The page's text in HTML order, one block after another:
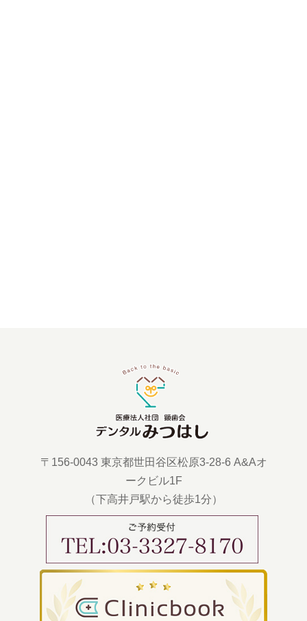
〒156-0043 東京都世田谷区松原3-28-6 A&Aオ
ークビル1F
（下高井戸駅から徒歩1分）